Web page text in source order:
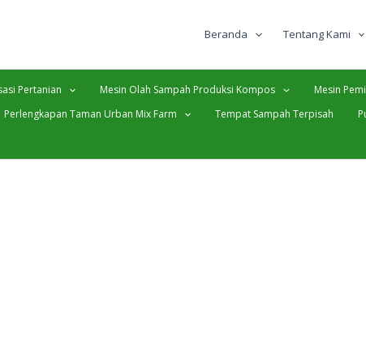
Beranda Tentang Kami
Pertanian Mesin Olah Sampah Produksi Kompos
Mesin
Perlengkapan Taman Urban Mix Farm Tempat Sampah Terpisah